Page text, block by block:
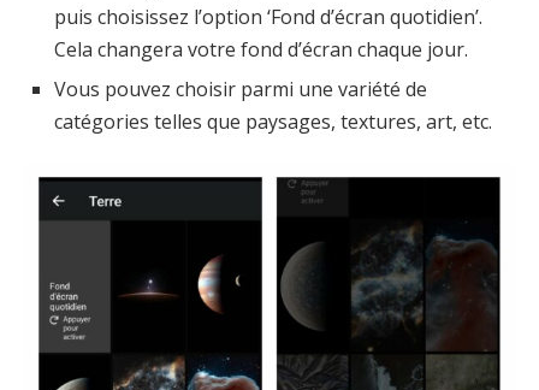
puis choisissez l’option ‘Fond d’écran quotidien’.
Cela changera votre fond d’écran chaque jour.
Vous pouvez choisir parmi une variété de
catégories telles que paysages, textures, art, etc.